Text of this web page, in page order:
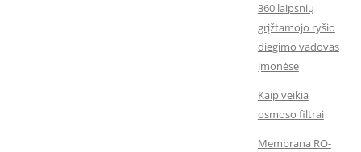
360 laipsnių
grįžtamojo ryšio
diegimo vadovas
įmonėse
Kaip veikia
osmoso filtrai
Membrana RO-